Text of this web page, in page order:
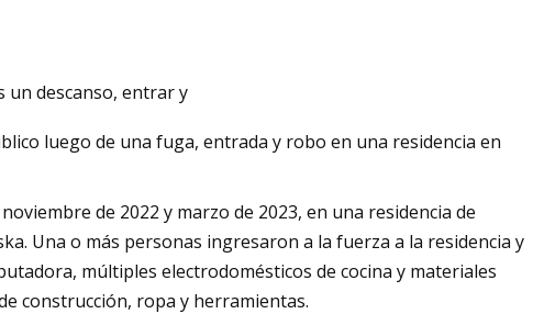
un descanso, entrar y
luego de una fuga, entrada y robo en una residencia en
de 2022 y marzo de 2023, en una residencia de
Una o más personas ingresaron a la fuerza a la residencia y
múltiples electrodomésticos de cocina y materiales
construcción, ropa y herramientas.